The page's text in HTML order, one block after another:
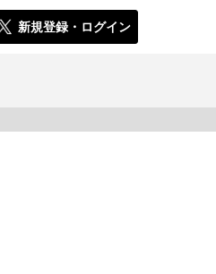
新規登録・ログイン